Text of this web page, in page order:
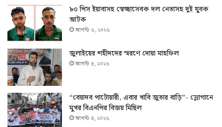
৮০ পিস ইয়াবাসহ স্বেচ্ছাসেবক দল নেতাসহ দুই যুবক
আটক
আগস্ট ৬, ২০২৬
জুলাইয়ের শহীদদের স্মরণে দোয়া মাহফিল
আগস্ট ৫, ২০২৬
“বেয়াদব পাটোয়ারী, এবার খাবি জুতার বাড়ি”- স্লোগানে
মুখর বিএনপির বিজয় মিছিল
আগস্ট ৫, ২০২৬